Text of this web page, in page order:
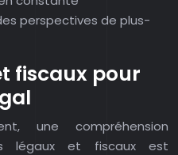
perspectives de plus-
fiscaux pour
une compréhension
légaux et fiscaux est